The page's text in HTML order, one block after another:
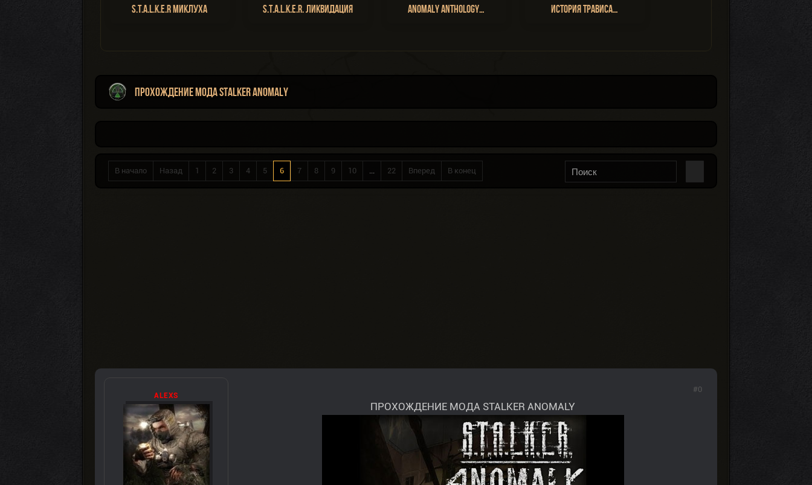
S.T.A.L.K.E.R Миклуха S.T.A.L.K.E.R. Ликвидация Anomaly Anthology… История Трависа…
Прохождение мода Stalker Anomaly
В начало Назад 1 2 3 4 5 6 7 8 9 10 ... 22 Вперед В конец
ALEXS
ПРОХОЖДЕНИЕ МОДА STALKER ANOMALY
#0